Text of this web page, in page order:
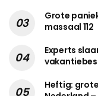
Grote
massaal 112
Experts
Heftig: